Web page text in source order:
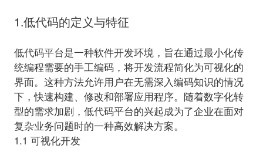
1.低代码的定义与特征
低代码平台是一种软件开发环境，旨在通过最小化传
统编程需要的手工编码，将开发流程简化为可视化的
界面。这种方法允许用户在无需深入编码知识的情况
下，快速构建、修改和部署应用程序。随着数字化转
型的需求加剧， 低代码平台的兴起成为了企业在面对
复杂业务问题时的一种高效解决方案。
1.1 可视化开发